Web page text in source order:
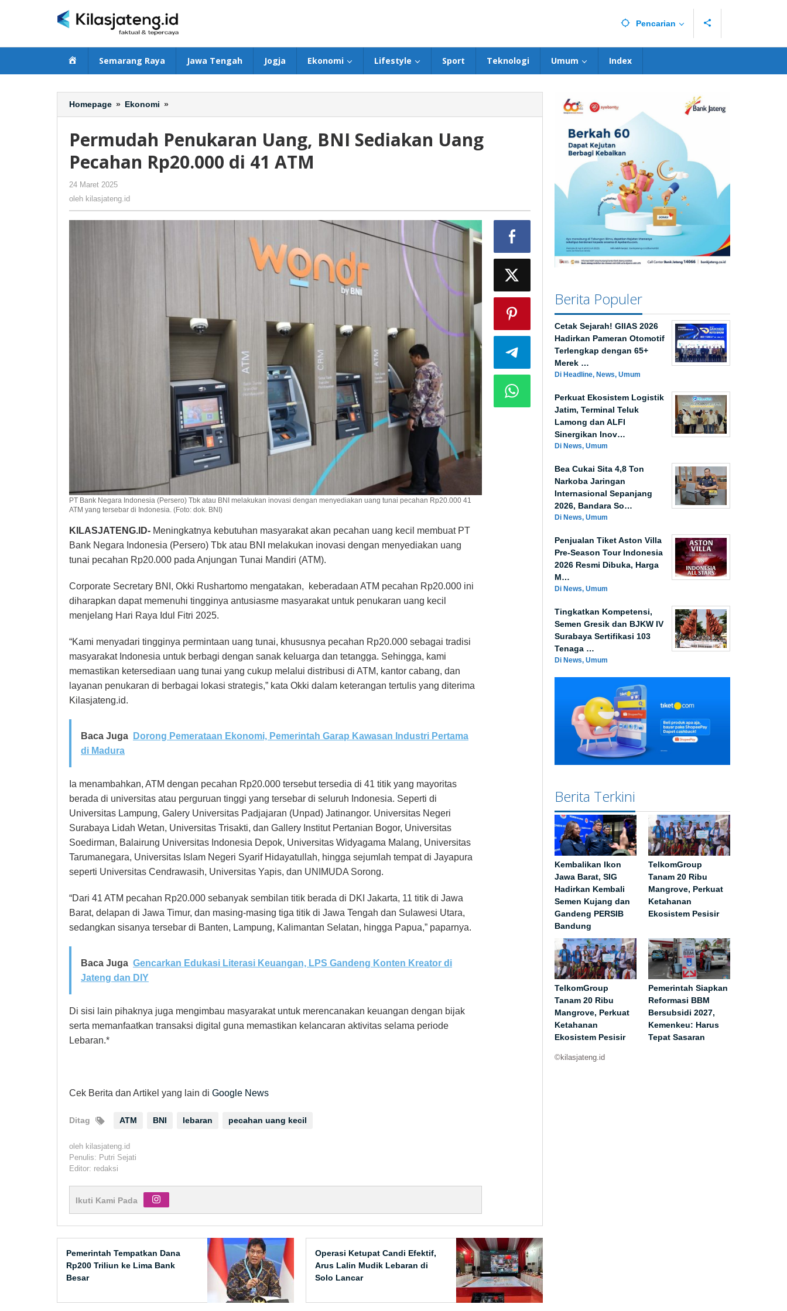
Pencarian
BerandaSemarang Raya Jawa Tengah Jogja Ekonomi Lifestyle Sport Teknologi Umum Index
Homepage » Ekonomi »
Penukaran
BNI
Uang
Permudah Penukaran Uang, BNI Sediakan Uang
Pecahan Rp20.000 di 41 ATM
24 Maret 2025
kilasjateng.id
oleh kilasjateng.id
PT Bank Negara Indonesia (Persero) Tbk atau BNI melakukan inovasi dengan menyediakan uang tunai pecahan Rp20.000 41
ATM yang tersebar di Indonesia. (Foto: dok. BNI)
KILASJATENG.ID- Meningkatnya kebutuhan masyarakat akan pecahan uang kecil membuat PT
Bank Negara Indonesia (Persero) Tbk atau BNI melakukan inovasi dengan menyediakan uang
tunai pecahan Rp20.000 pada Anjungan Tunai Mandiri (ATM).
Corporate Secretary BNI, Okki Rushartomo mengatakan, keberadaan ATM pecahan Rp20.000 ini
diharapkan dapat memenuhi tingginya antusiasme masyarakat untuk penukaran uang kecil
menjelang Hari Raya Idul Fitri 2025.
“Kami menyadari tingginya permintaan uang tunai, khususnya pecahan Rp20.000 sebagai tradisi
masyarakat Indonesia untuk berbagi dengan sanak keluarga dan tetangga. Sehingga, kami
memastikan ketersediaan uang tunai yang cukup melalui distribusi di ATM, kantor cabang, dan
layanan penukaran di berbagai lokasi strategis,” kata Okki dalam keterangan tertulis yang diterima
Kilasjateng.id.
Baca Juga
Dorong Pemerataan Ekonomi, Pemerintah Garap Kawasan Industri Pertama
di Madura
Ia menambahkan, ATM dengan pecahan Rp20.000 tersebut tersedia di 41 titik yang mayoritas
berada di universitas atau perguruan tinggi yang tersebar di seluruh Indonesia. Seperti di
Universitas Lampung, Galery Universitas Padjajaran (Unpad) Jatinangor. Universitas Negeri
Surabaya Lidah Wetan, Universitas Trisakti, dan Gallery Institut Pertanian Bogor, Universitas
Soedirman, Balairung Universitas Indonesia Depok, Universitas Widyagama Malang, Universitas
Tarumanegara, Universitas Islam Negeri Syarif Hidayatullah, hingga sejumlah tempat di Jayapura
seperti Universitas Cendrawasih, Universitas Yapis, dan UNIMUDA Sorong.
“Dari 41 ATM pecahan Rp20.000 sebanyak sembilan titik berada di DKI Jakarta, 11 titik di Jawa
Barat, delapan di Jawa Timur, dan masing-masing tiga titik di Jawa Tengah dan Sulawesi Utara,
sedangkan sisanya tersebar di Banten, Lampung, Kalimantan Selatan, hingga Papua,” paparnya.
Baca Juga Gencarkan Edukasi Literasi Keuangan, LPS Gandeng Konten Kreator di
Jateng dan DIY
Di sisi lain pihaknya juga mengimbau masyarakat untuk merencanakan keuangan dengan bijak
serta memanfaatkan transaksi digital guna memastikan kelancaran aktivitas selama periode
Lebaran.*
Cek Berita dan Artikel yang lain di Google News
Ditag ATM BNI lebaran pecahan uang kecil
oleh kilasjateng.id
Penulis: Putri Sejati
Editor: redaksi
Ikuti Kami Pada
Pemerintah Tempatkan Dana
Rp200 Triliun ke Lima Bank
Besar
Operasi Ketupat Candi Efektif,
Arus Lalin Mudik Lebaran di
Solo Lancar
Berita Populer
Cetak Sejarah! GIIAS 2026
Hadirkan Pameran Otomotif
Terlengkap dengan 65+
Merek …
Di Headline, News, Umum
Perkuat Ekosistem Logistik
Jatim, Terminal Teluk
Lamong dan ALFI
Sinergikan Inov…
Di News, Umum
Bea Cukai Sita 4,8 Ton
Narkoba Jaringan
Internasional Sepanjang
2026, Bandara So…
Di News, Umum
Penjualan Tiket Aston Villa
Pre-Season Tour Indonesia
2026 Resmi Dibuka, Harga
M…
Di News, Umum
Tingkatkan Kompetensi,
Semen Gresik dan BJKW IV
Surabaya Sertifikasi 103
Tenaga …
Di News, Umum
Berita Terkini
Kembalikan Ikon
Jawa Barat, SIG
Hadirkan Kembali
Semen Kujang dan
Gandeng PERSIB
Bandung
TelkomGroup
Tanam 20 Ribu
Mangrove, Perkuat
Ketahanan
Ekosistem Pesisir
TelkomGroup
Tanam 20 Ribu
Mangrove, Perkuat
Ketahanan
Ekosistem Pesisir
Pemerintah Siapkan
Reformasi BBM
Bersubsidi 2027,
Kemenkeu: Harus
Tepat Sasaran
©kilasjateng.id